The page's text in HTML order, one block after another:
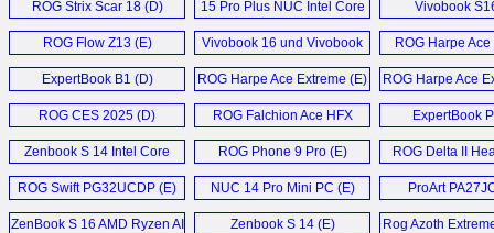
ROG Strix Scar 18 (D)
15 Pro Plus NUC Intel Core
Ultra 9 285H Mini PC (E)
Vivobook
ROG Flow Z13 (E)
Vivobook 16 und Vivobook
18 (D)
ROG Harpe
ExpertBook B1 (D) ROG Harpe Ace Extreme (E) ROG Harpe Ace
ROG CES 2025 (D)
ROG Falchion Ace HFX
Keyboard (E)
ExpertBook
Zenbook S 14 Intel Core
Ultra 7 258V Laptop (E)
ROG Phone 9 Pro (E) ROG Delta II
ROG Swift PG32UCDP (E) NUC 14 Pro Mini PC (E) ProArt
ZenBook S 16 AMD Ryzen AI
Zenbook S 14 (E)
Rog Azoth